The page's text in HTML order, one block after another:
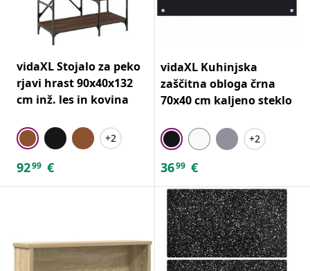
vidaXL Stojalo za peko
rjavi hrast 90x40x132
cm inž. les in kovina
+2
9299 €
vidaXL Kuhinjska
zaščitna obloga črna
70x40 cm kaljeno steklo
+2
3699 €